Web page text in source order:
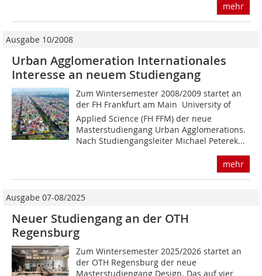
mehr
Ausgabe 10/2008
Urban Agglomeration Internationales
Interesse an neuem Studiengang
Zum Wintersemester 2008/2009 startet an
der FH Frankfurt am Main  University of
Applied Science (FH FFM) der neue
Masterstudiengang Urban Agglomerations.
Nach Studiengangsleiter Michael Peterek...
mehr
Ausgabe 07-08/2025
Neuer Studiengang an der OTH
Regensburg
Zum Wintersemester 2025/2026 startet an
der OTH Regensburg der neue
Masterstudiengang Design. Das auf vier